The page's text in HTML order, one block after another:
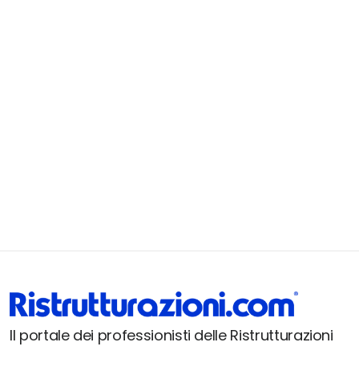
Il portale dei professionisti delle Ristrutturazioni